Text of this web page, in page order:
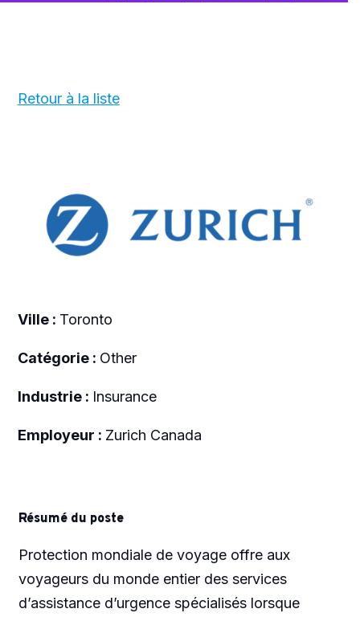
Retour à la liste
Ville : Toronto
Catégorie : Other
Industrie : Insurance
Employeur : Zurich Canada
Résumé du poste
Protection mondiale de voyage offre aux
voyageurs du monde entier des services
d’assistance d’urgence spécialisés lorsque